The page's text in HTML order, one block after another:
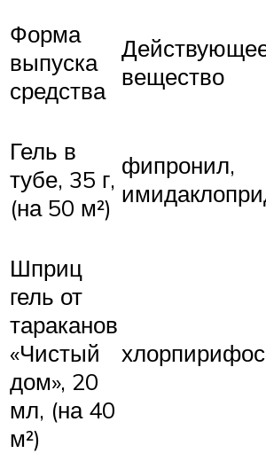
Форма
выпуска
средства вещество
Гель в
тубе, 35 г,
(на 50 м²)
фипронил,
Шприц
гель от
тараканов
«Чистый
дом», 20
мл, (на 40
м²)
хлорпирифос